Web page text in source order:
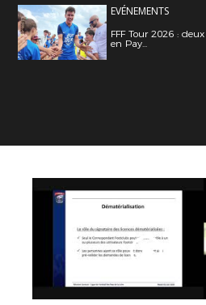
EVÉNEMENTS
FFF Tour 2026 :
en Pay...